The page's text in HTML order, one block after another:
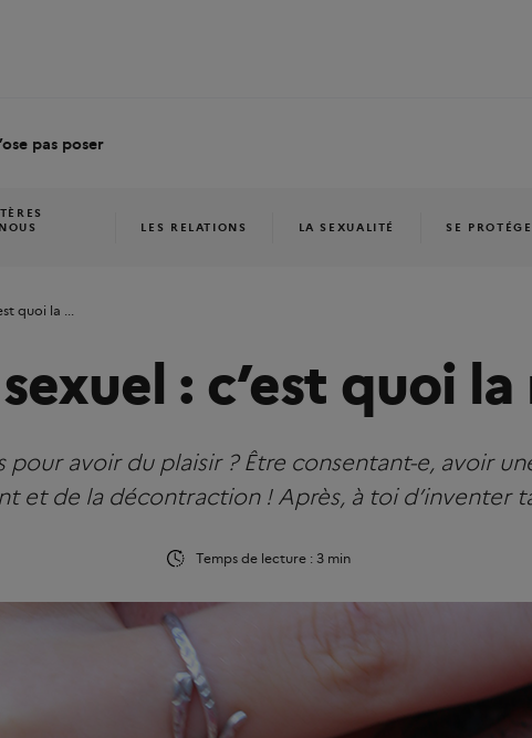
pas poser
LES RELATIONS LA SEXUALITÉ SE
quoi la ...
: c’est quoi
pour avoir du plaisir ? Être consentant-e, avoir
et de la décontraction ! Après, à toi d’inventer
Temps de lecture : 3 min